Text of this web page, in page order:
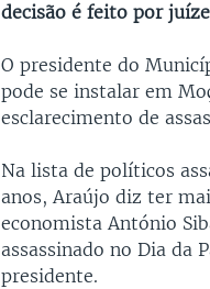
decisão é feito por
O presidente do
pode se instalar em
esclarecimento de
Na lista de políticos
anos, Araújo diz ter
economista António
assassinado no Dia da
presidente.